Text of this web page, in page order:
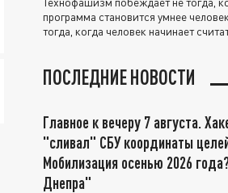
программа становится умнее
тогда, когда человек начинает
ПОСЛЕДНИЕ НОВОСТИ
Главное к вечеру 7 августа.
"сливал" СБУ координаты
Мобилизация осенью 2026
Днепра"